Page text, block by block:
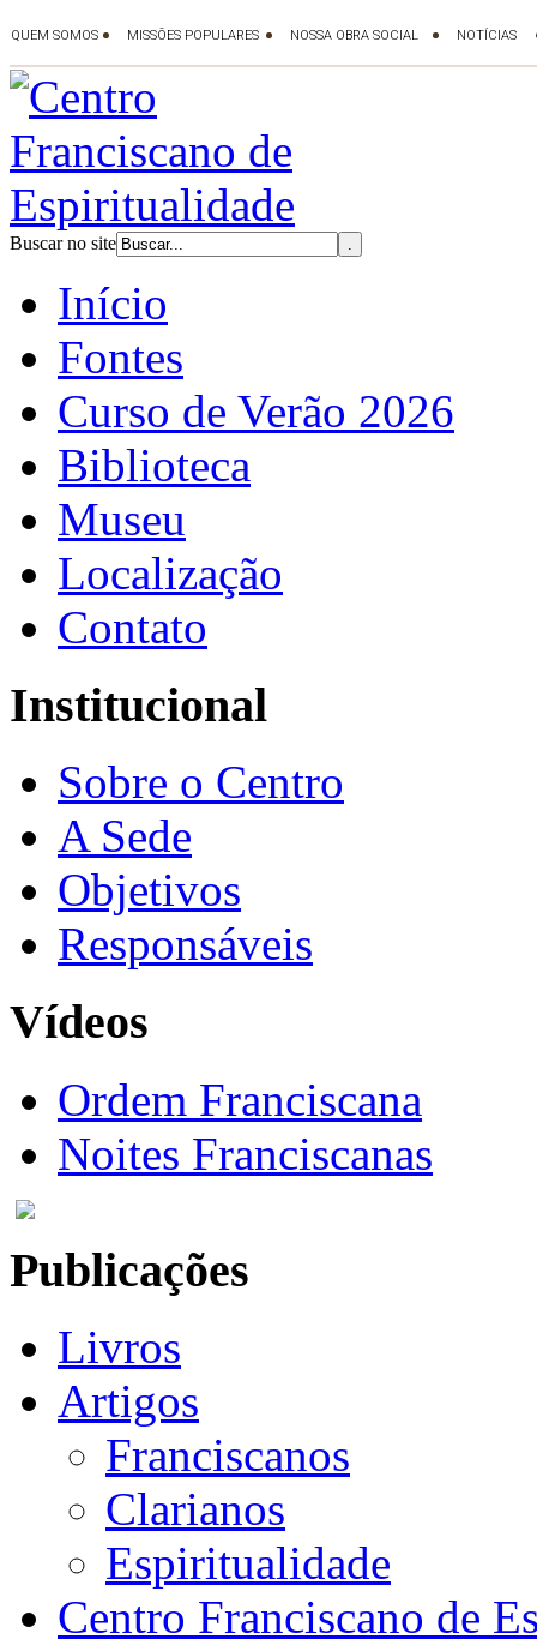
Buscar no site
Início
Fontes
Curso de Verão 2026
Biblioteca
Museu
Localização
Contato
Institucional
Sobre o Centro
A Sede
Objetivos
Responsáveis
Vídeos
Ordem Franciscana
Noites Franciscanas
Publicações
Livros
Artigos
Franciscanos
Clarianos
Espiritualidade
Centro Franciscano de